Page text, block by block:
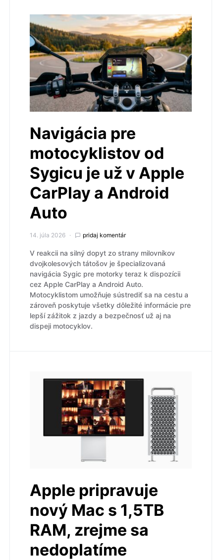
Navigácia pre
motocyklistov od
Sygicu je už v Apple
CarPlay a Android
Auto
14. júla 2026 pridaj komentár
V reakcii na silný dopyt zo strany milovníkov
dvojkolesových tátošov je špecializovaná
navigácia Sygic pre motorky teraz k dispozícii
cez Apple CarPlay a Android Auto.
Motocyklistom umožňuje sústrediť sa na cestu a
zároveň poskytuje všetky dôležité informácie pre
lepší zážitok z jazdy a bezpečnosť už aj na
dispeji motocyklov.
Apple pripravuje
nový Mac s 1,5TB
RAM, zrejme sa
nedoplatíme